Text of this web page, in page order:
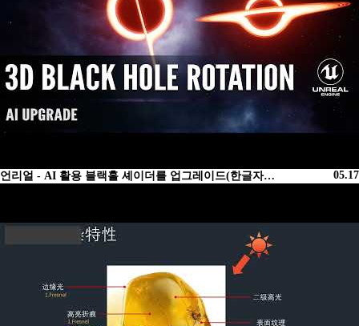
05.17
언리얼 - AI 활용 블랙홀 셰이더를 업그레이드(한글자…